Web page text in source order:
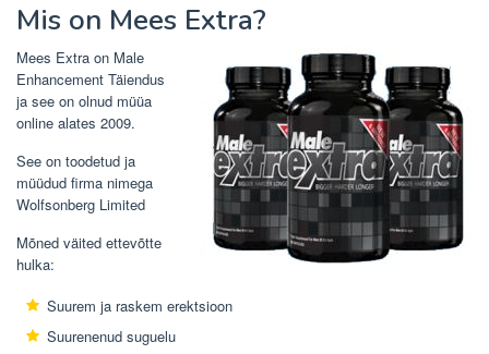
Mis on Mees Extra?
Mees Extra on Male
Enhancement Täiendus
ja see on olnud müüa
online alates 2009.
See on toodetud ja
müüdud firma nimega
Wolfsonberg Limited
Mõned väited ettevõtte
hulka:
Suurem ja raskem erektsioon
Suurenenud suguelu